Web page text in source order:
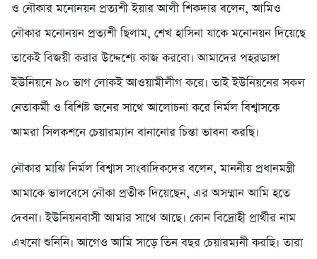
ও নৌকার মনোনয়ন প্রত্যশী ইয়ার আলী শিকদার বলেন, আমিও
নৌকার মনোনয়ন প্রত্যশী ছিলাম, শেখ হাসিনা যাকে মনোনয়ন দিয়েছে
তাকেই বিজয়ী করার উদ্দেশ্যে কাজ করবো। আমাদের পহরডাঙ্গা
ইউনিয়নে ৯০ ভাগ লোকই আওয়ামীলীগ করে। তাই ইউনিয়নের সকল
নেতাকর্মী ও বিশিষ্ট জনের সাথে আলোচনা করে নির্মল বিশ্বাসকে
আমরা সিলকশনে চেয়ারম্যান বানানোর চিন্তা ভাবনা করছি।
নৌকার মাঝি নির্মল বিশ্বাস সাংবাদিকদের বলেন, মাননীয় প্রধানমন্ত্রী
আমাকে ভালবেসে নৌকা প্রতীক দিয়েছেন, এর অসম্মান আমি হতে
দেবনা। ইউনিয়নবাসী আমার সাথে আছে। কোন বিদ্রোহী প্রার্থীর নাম
এখনো শুনিনি। আগেও আমি সাড়ে তিন বছর চেয়ারম্যনী করছি। তারা